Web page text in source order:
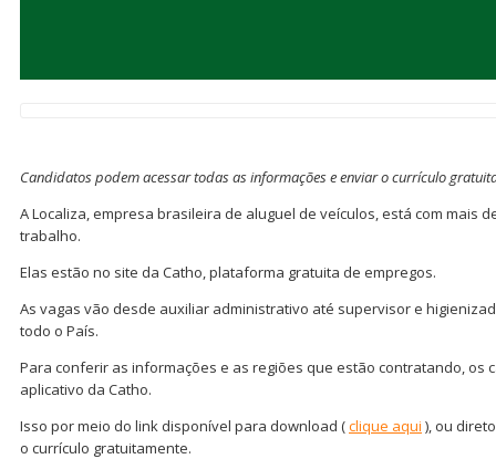
Candidatos podem acessar todas as informações e enviar o currículo
A Localiza, empresa brasileira de aluguel de veículos, está com mais
trabalho.
Elas estão no site da Catho, plataforma gratuita de empregos.
As vagas vão desde auxiliar administrativo até supervisor e
todo o País.
Para conferir as informações e as regiões que estão contratando, os
aplicativo da Catho.
Isso por meio do link disponível para download (clique aqui ), ou
o currículo gratuitamente.